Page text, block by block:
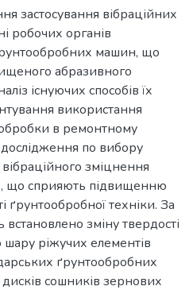
застосування вібраційних
робочих органів
машин, що
абразивного
існуючих способів їх
використання
в ремонтному
по вибору
зміцнення
що сприяють підвищенню
ґрунтообробної техніки. За
зміну твердості
ріжучих елементів
ґрунтообробних
сошників зернових